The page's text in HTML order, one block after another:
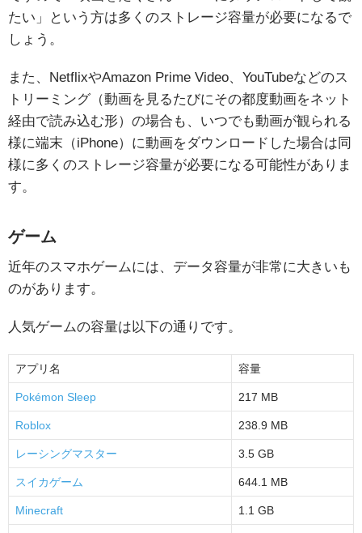
たい」という方は多くのストレージ容量が必要になるで
しょう。
また、NetflixやAmazon Prime Video、YouTubeなどのス
トリーミング（動画を見るたびにその都度動画をネット
経由で読み込む形）の場合も、いつでも動画が観られる
様に端末（iPhone）に動画をダウンロードした場合は同
様に多くのストレージ容量が必要になる可能性がありま
す。
ゲーム
近年のスマホゲームには、データ容量が非常に大きいも
のがあります。
人気ゲームの容量は以下の通りです。
アプリ名 容量
Pokémon Sleep 217 MB
Roblox 238.9 MB
レーシングマスター 3.5 GB
スイカゲーム 644.1 MB
Minecraft 1.1 GB